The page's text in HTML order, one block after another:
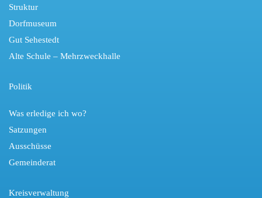
Struktur
Dorfmuseum
Gut Sehestedt
Alte Schule – Mehrzweckhalle
Politik
Was erledige ich wo?
Satzungen
Ausschüsse
Gemeinderat
Kreisverwaltung